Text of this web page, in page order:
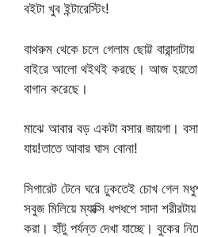
বইটা খুব ইন্টারেস্টিং!
বাথরুম থেকে চলে গেলাম ছোট্ট
বাইরে আলো থইথই করছে। আজ হয়তো
বাগান করেছে।
মাঝে আবার বড় একটা বসার জায়গা।
যায়!তাতে আবার ঘাস বোনা!
সিগারেট টেনে ঘরে ঢুকতেই চোখ গেল
সবুজ মিলিয়ে ম্যাক্সি ধপধপে সাদা
করা। হাঁটু পর্যন্ত দেখা যাচ্ছে। বুকের